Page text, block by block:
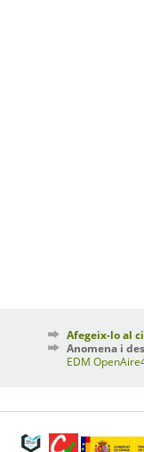
Afegeix-lo al
Anomena i
EDM